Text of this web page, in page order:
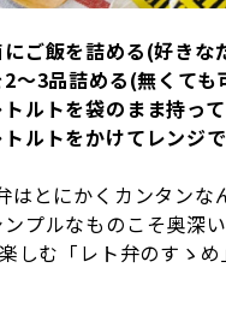
ご飯を詰める(好きな
～3品詰める(無くても
ルトを袋のまま持って
ルトをかけてレンジ
はとにかくカンタンな
プルなものこそ奥深
しむ「レト弁のすゝ